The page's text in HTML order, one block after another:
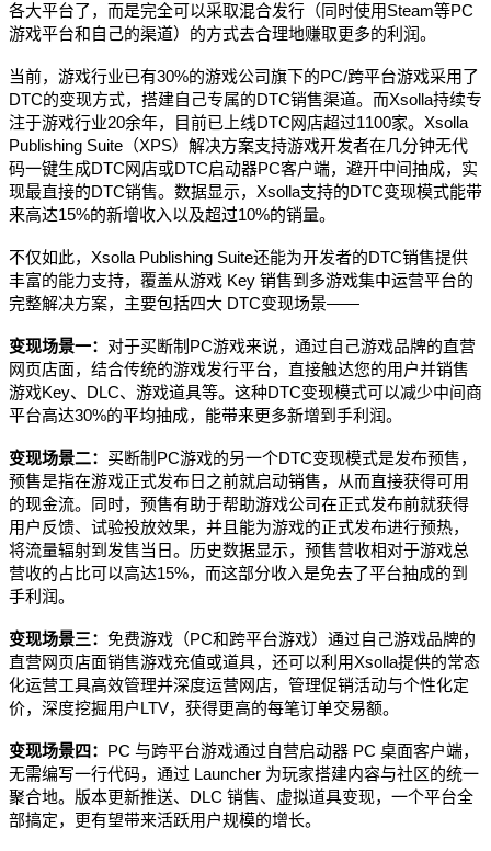
各大平台了，而是完全可以采取混合发行（同时使用Steam等PC
游戏平台和自己的渠道）的方式去合理地赚取更多的利润。
当前，游戏行业已有30%的游戏公司旗下的PC/跨平台游戏采用了
DTC的变现方式，搭建自己专属的DTC销售渠道。而Xsolla持续专
注于游戏行业20余年，目前已上线DTC网店超过1100家。Xsolla
Publishing Suite（XPS）解决方案支持游戏开发者在几分钟无代
码一键生成DTC网店或DTC启动器PC客户端，避开中间抽成，实
现最直接的DTC销售。数据显示，Xsolla支持的DTC变现模式能带
来高达15%的新增收入以及超过10%的销量。
不仅如此，Xsolla Publishing Suite还能为开发者的DTC销售提供
丰富的能力支持，覆盖从游戏 Key 销售到多游戏集中运营平台的
完整解决方案，主要包括四大 DTC变现场景——
变现场景一： 对于买断制PC游戏来说，通过自己游戏品牌的直营
⽹⻚店⾯，结合传统的游戏发⾏平台，直接触达您的⽤⼾并销售
游戏Key、DLC、游戏道具等。这种DTC变现模式可以减少中间商
平台⾼达30%的平均抽成，能带来更多新增到手利润。
变现场景二： 买断制PC游戏的另一个DTC变现模式是发布预售，
预售是指在游戏正式发布⽇之前就启动销售，从⽽直接获得可⽤
的现⾦流。同时，预售有助于帮助游戏公司在正式发布前就获得
⽤⼾反馈、试验投放效果，并且能为游戏的正式发布进⾏预热，
将流量辐射到发售当⽇。历史数据显示，预售营收相对于游戏总
营收的占⽐可以高达15%，而这部分收入是免去了平台抽成的到
手利润。
变现场景三： 免费游戏（PC和跨平台游戏）通过⾃⼰游戏品牌的
直营⽹⻚店⾯销售游戏充值或道具，还可以利⽤Xsolla提供的常态
化运营⼯具⾼效管理并深度运营⽹店，管理促销活动与个性化定
价，深度挖掘⽤⼾LTV，获得更高的每笔订单交易额。
变现场景四： PC 与跨平台游戏通过自营启动器 PC 桌面客户端，
无需编写一行代码，通过 Launcher 为玩家搭建内容与社区的统一
聚合地。版本更新推送、DLC 销售、虚拟道具变现，一个平台全
部搞定，更有望带来活跃用户规模的增长。